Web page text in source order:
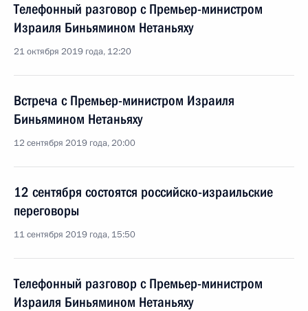
Телефонный разговор с Премьер-министром
Израиля Биньямином Нетаньяху
21 октября 2019 года, 12:20
Встреча с Премьер-министром Израиля
Биньямином Нетаньяху
12 сентября 2019 года, 20:00
12 сентября состоятся российско-израильские
переговоры
11 сентября 2019 года, 15:50
Телефонный разговор с Премьер-министром
Израиля Биньямином Нетаньяху